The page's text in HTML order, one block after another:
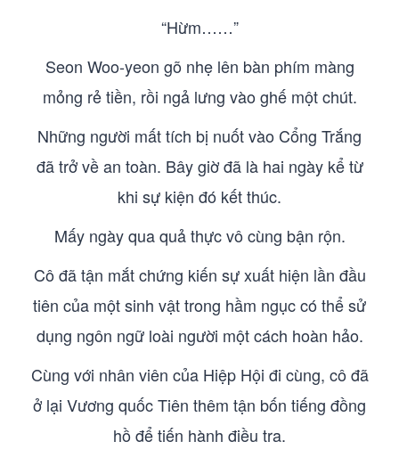
“Hừm……”
Seon Woo-yeon gõ nhẹ lên bàn phím màng
mỏng rẻ tiền, rồi ngả lưng vào ghế một chút.
Những người mất tích bị nuốt vào Cổng Trắng
đã trở về an toàn. Bây giờ đã là hai ngày kể từ
khi sự kiện đó kết thúc.
Mấy ngày qua quả thực vô cùng bận rộn.
Cô đã tận mắt chứng kiến sự xuất hiện lần đầu
tiên của một sinh vật trong hầm ngục có thể sử
dụng ngôn ngữ loài người một cách hoàn hảo.
Cùng với nhân viên của Hiệp Hội đi cùng, cô đã
ở lại Vương quốc Tiên thêm tận bốn tiếng đồng
hồ để tiến hành điều tra.